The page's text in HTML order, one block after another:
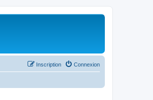
Connexion
Inscription